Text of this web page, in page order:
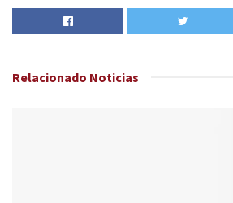
Relacionado Noticias